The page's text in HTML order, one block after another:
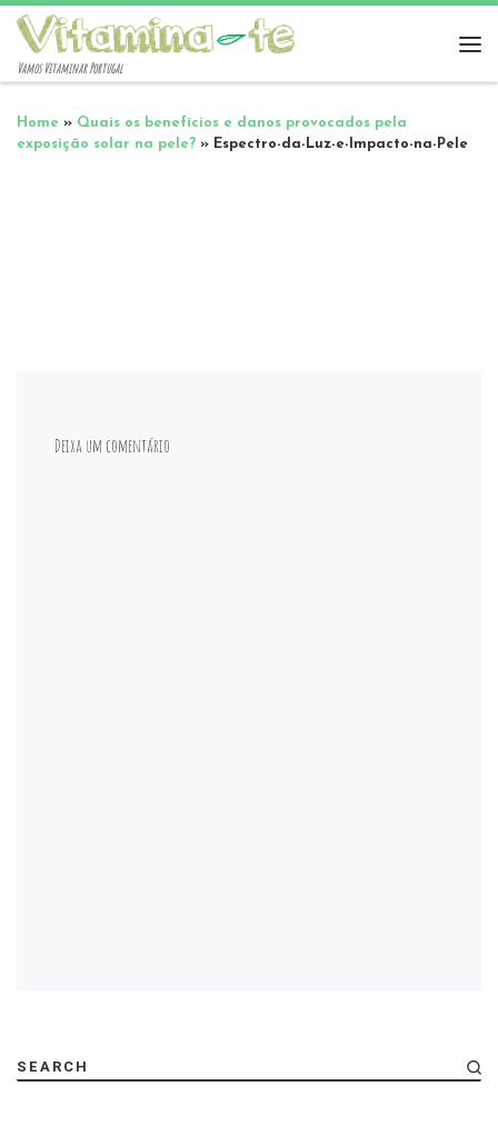
Vamos Vitaminar Portugal
Home » Quais os benefícios e danos provocados pela
exposição solar na pele? » Espectro-da-Luz-e-Impacto-na-Pele
Deixa um comentário
SEARCH